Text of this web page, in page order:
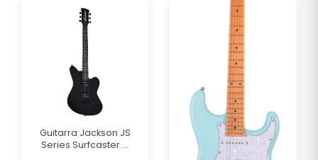
Guitarra Jackson JS
Series Surfcaster ...